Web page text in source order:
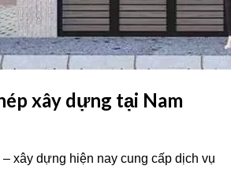
xây dựng tại Nam
xây dựng hiện nay cung cấp dịch vụ